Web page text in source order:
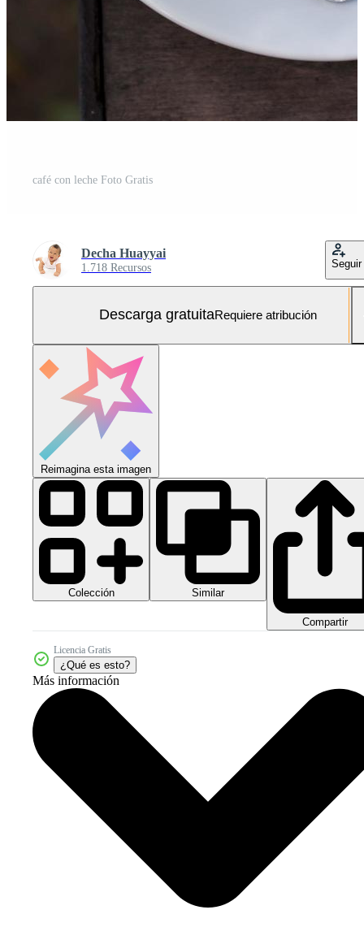
café con leche Foto Gratis
Decha Huayyai
1.718 Recursos Seguir
Descarga gratuitaRequiere atribución
Reimagina esta imagen
Colección Similar
Compartir
Licencia Gratis
¿Qué es esto?
Más información